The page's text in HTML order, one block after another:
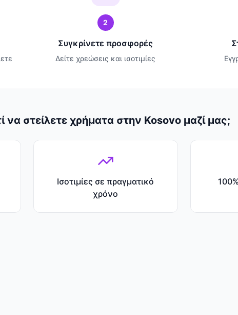
2
Συγκρίνετε προσφορές
Δείτε χρεώσεις και ισοτιμίες
να στείλετε χρήματα στην Kosovo μαζί μας;
Ισοτιμίες σε πραγματικό
χρόνο